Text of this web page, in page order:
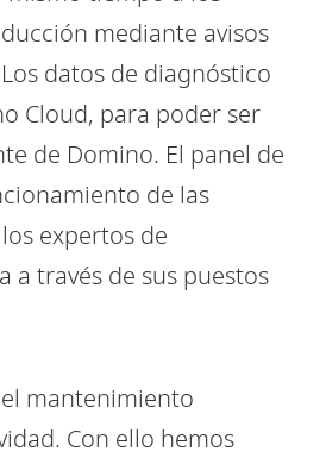
mediante avisos
datos de diagnóstico
Cloud, para poder ser
de Domino. El panel de
de las
expertos de
a través de sus puestos
mantenimiento
Con ello hemos